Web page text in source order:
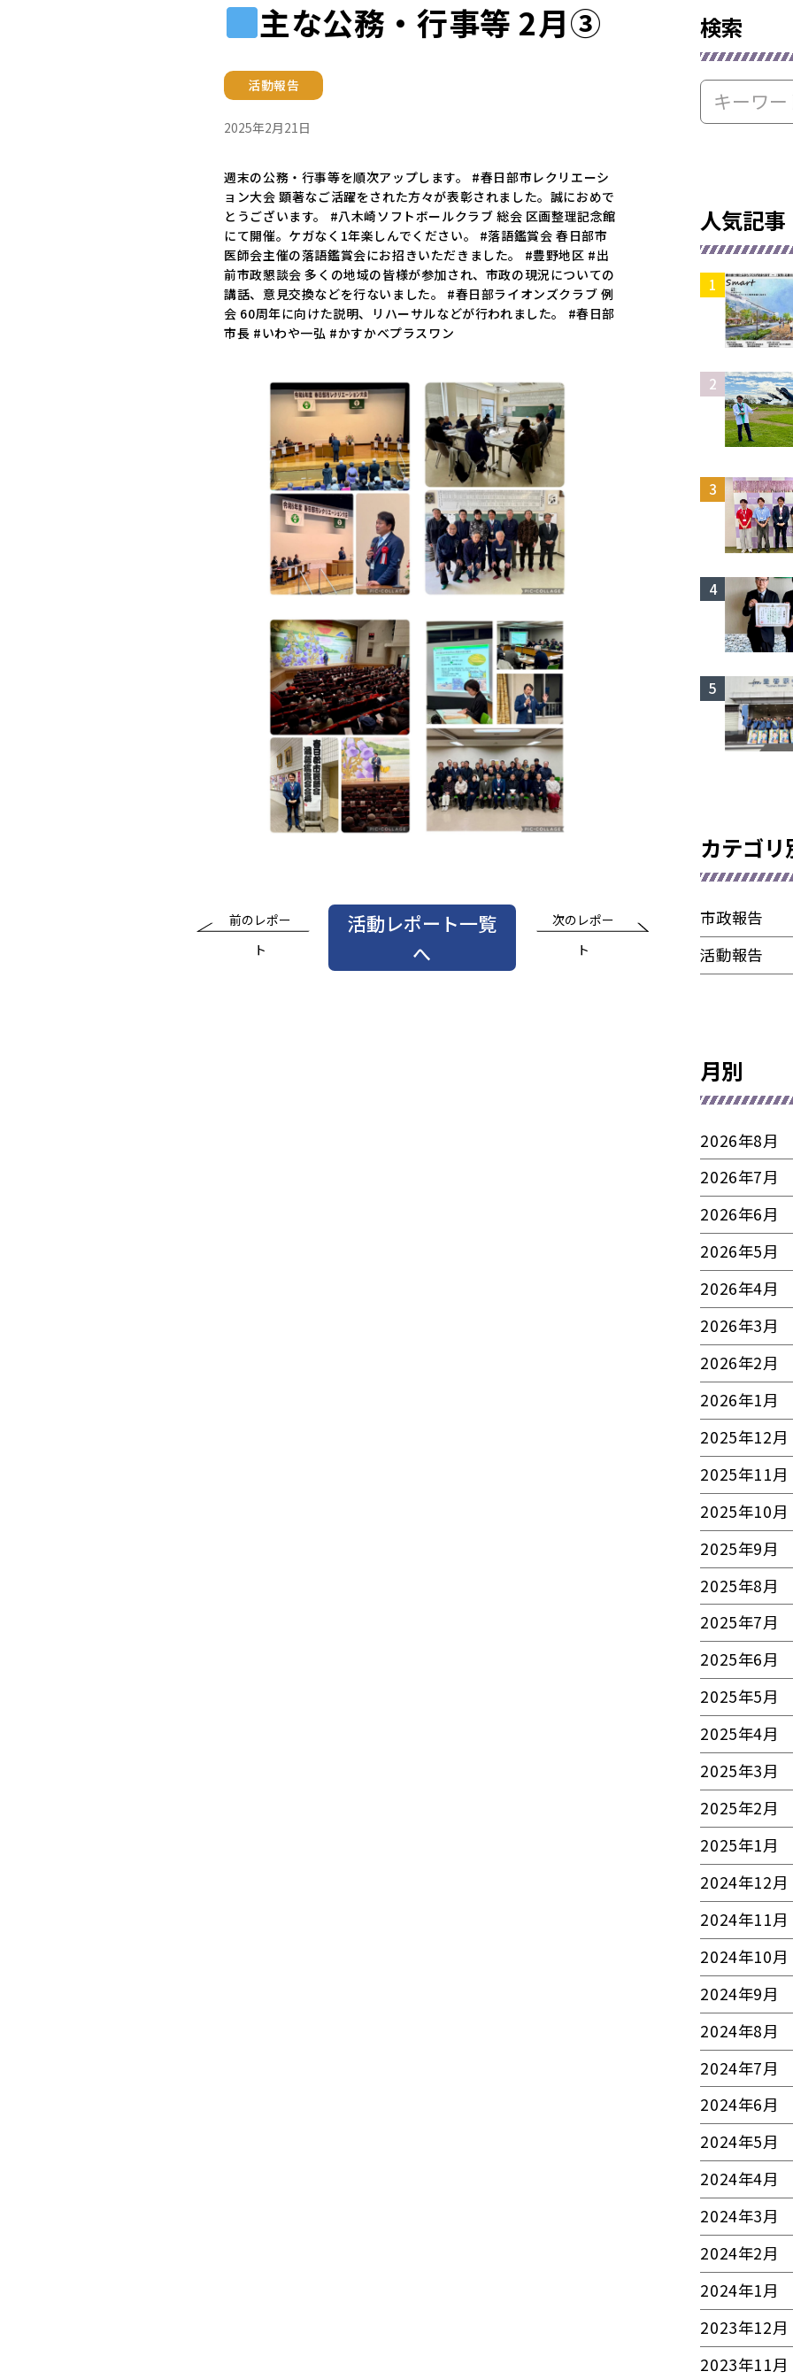
主な公務・行事等 2月③
活動報告
2025年2月21日
週末の公務・行事等を順次アップします。 #春日部市レクリエーシ
ョン大会 顕著なご活躍をされた方々が表彰されました。誠におめで
とうございます。 #八木崎ソフトボールクラブ 総会 区画整理記念館
にて開催。ケガなく1年楽しんでください。 #落語鑑賞会 春日部市
医師会主催の落語鑑賞会にお招きいただきました。 #豊野地区 #出
前市政懇談会 多くの地域の皆様が参加され、市政の現況についての
講話、意見交換などを行ないました。 #春日部ライオンズクラブ 例
会 60周年に向けた説明、リハーサルなどが行われました。 #春日部
市長 #いわや一弘 #かすかべプラスワン
前のレポー
ト
活動レポート一覧
へ
次のレポー
ト
検索
人気記事
カテゴリ
市政報告
活動報告
月別
2026年8月
2026年7月
2026年6月
2026年5月
2026年4月
2026年3月
2026年2月
2026年1月
2025年12月
2025年11月
2025年10月
2025年9月
2025年8月
2025年7月
2025年6月
2025年5月
2025年4月
2025年3月
2025年2月
2025年1月
2024年12月
2024年11月
2024年10月
2024年9月
2024年8月
2024年7月
2024年6月
2024年5月
2024年4月
2024年3月
2024年2月
2024年1月
2023年12月
2023年11月